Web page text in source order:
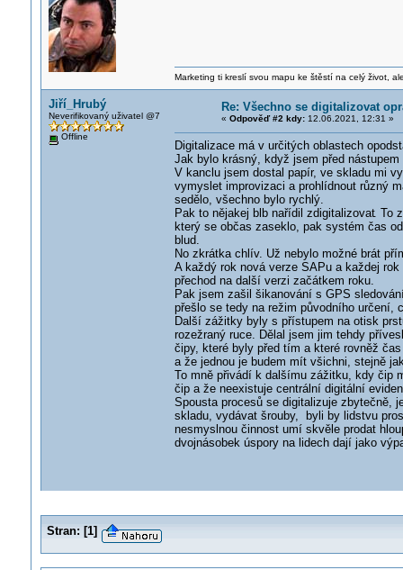
Marketing ti kreslí svou mapu ke štěstí na celý život,
Jiří_Hrubý
Neverifikovaný uživatel @7
Offline
Re: Všechno se digitalizovat
« Odpověď #2 kdy:12.06.2021, 12:31 »
Digitalizace má v určitých oblastech
Jak bylo krásný, když jsem před
V kanclu jsem dostal papír, ve skladu mi
vymyslet improvizaci a prohlídnout různý
sedělo, všechno bylo rychlý.
Pak to nějakej blb nařídil zdigitalizovat. To
který se občas zaseklo, pak systém čas
blud.
No zkrátka chlív. Už nebylo možné brát
A každý rok nová verze SAPu a každej
přechod na další verzi začátkem roku.
Pak jsem zašil šikanování s GPS
přešlo se tedy na režim původního určení,
Další zážitky byly s přístupem na otisk
rozežraný ruce. Dělal jsem jim tehdy
čipy, které byly před tím a které rovněž
a že jednou je budem mít všichni, stejně
To mně přivádí k dalšímu zážitku, kdy čip
čip a že neexistuje centrální digitální
Spousta procesů se digitalizuje zbytečně,
skladu, vydávat šrouby, byli by lidstvu
nesmyslnou činnost umí skvěle prodat
dvojnásobek úspory na lidech dají jako
Stran: [1]